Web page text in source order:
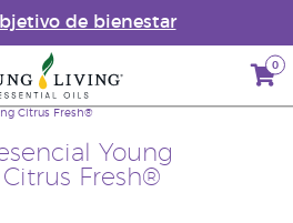
de bienestar
0
Young
Citrus Fresh®
Citrus Fresh®